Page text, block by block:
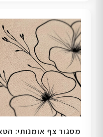
מסגור צף אומנותי: